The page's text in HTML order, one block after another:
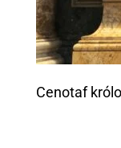
Cenotaf